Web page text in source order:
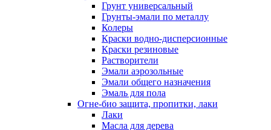
Грунт универсальный
Грунты-эмали по металлу
Колеры
Краски водно-дисперсионные
Краски резиновые
Растворители
Эмали аэрозольные
Эмали общего назначения
Эмаль для пола
Огне-био защита, пропитки, лаки
Лаки
Масла для дерева